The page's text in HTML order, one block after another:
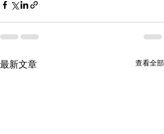
最新文章 查看全部